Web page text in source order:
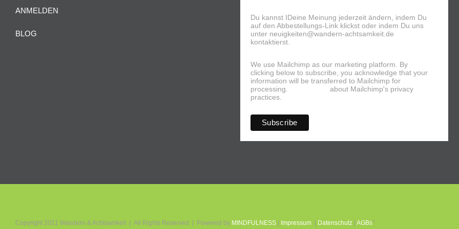
ANMELDEN
BLOG
Du kannst IDeine Meinung jederzeit ändern, indem Du
auf den Abbestellungs-Link klickst oder indem Du uns
unter neuigkeiten@wandern-achtsamkeit.de
kontaktierst.
We use Mailchimp as our marketing platform. By
clicking below to subscribe, you acknowledge that your
information will be transferred to Mailchimp for
processing.
about Mailchimp's privacy
practices.
Copyright 2021 Wandern & Achtsamkeit | All Rights Reserved | Powered by MINDFULNESS Impressum Datenschutz AGBs"